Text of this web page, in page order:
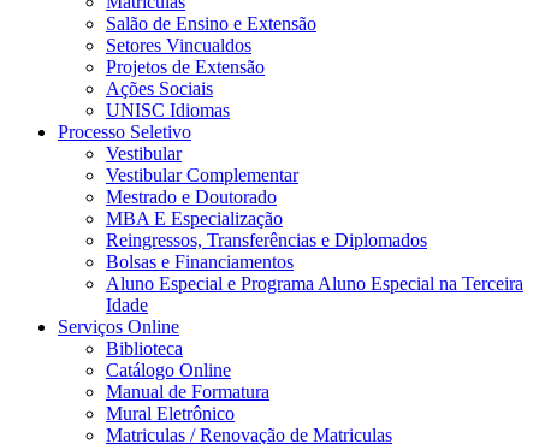
Salão de Ensino e Extensão
Setores Vincualdos
Projetos de Extensão
Ações Sociais
UNISC Idiomas
Processo Seletivo
Vestibular
Vestibular Complementar
Mestrado e Doutorado
MBA E Especialização
Reingressos, Transferências e Diplomados
Bolsas e Financiamentos
Aluno Especial e Programa Aluno Especial na Terceira
Idade
Serviços Online
Biblioteca
Catálogo Online
Manual de Formatura
Mural Eletrônico
Matriculas / Renovação de Matriculas